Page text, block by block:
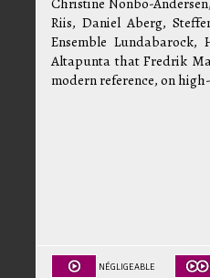
Riis, Daniel Aberg,
Ensemble
Altapunta that Fredrik
modern reference, on
NÉGLIGEABLE